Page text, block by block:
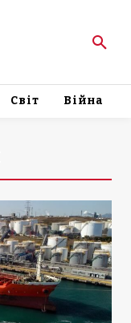
Світ Війна